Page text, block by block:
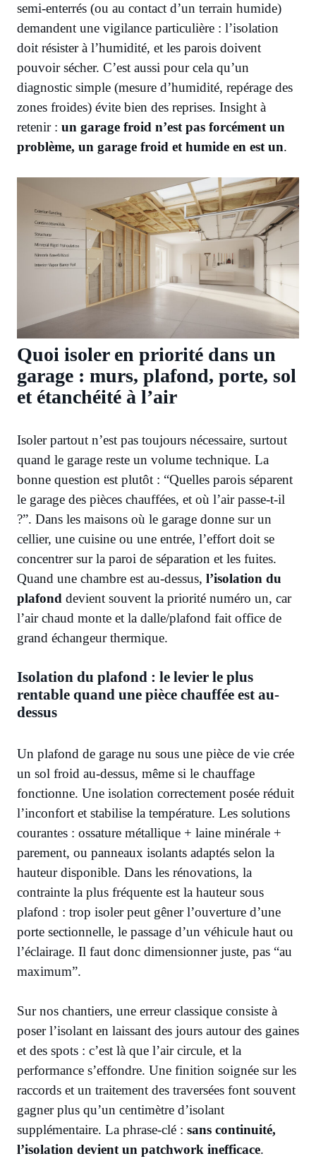
semi-enterrés (ou au contact d’un terrain humide)
demandent une vigilance particulière : l’isolation
doit résister à l’humidité, et les parois doivent
pouvoir sécher. C’est aussi pour cela qu’un
diagnostic simple (mesure d’humidité, repérage des
zones froides) évite bien des reprises. Insight à
retenir : un garage froid n’est pas forcément un
problème, un garage froid et humide en est un.
Quoi isoler en priorité dans un
garage : murs, plafond, porte, sol
et étanchéité à l’air
Isoler partout n’est pas toujours nécessaire, surtout
quand le garage reste un volume technique. La
bonne question est plutôt : “Quelles parois séparent
le garage des pièces chauffées, et où l’air passe-t-il
?”. Dans les maisons où le garage donne sur un
cellier, une cuisine ou une entrée, l’effort doit se
concentrer sur la paroi de séparation et les fuites.
Quand une chambre est au-dessus, l’isolation du
plafond devient souvent la priorité numéro un, car
l’air chaud monte et la dalle/plafond fait office de
grand échangeur thermique.
Isolation du plafond : le levier le plus
rentable quand une pièce chauffée est au-
dessus
Un plafond de garage nu sous une pièce de vie crée
un sol froid au-dessus, même si le chauffage
fonctionne. Une isolation correctement posée réduit
l’inconfort et stabilise la température. Les solutions
courantes : ossature métallique + laine minérale +
parement, ou panneaux isolants adaptés selon la
hauteur disponible. Dans les rénovations, la
contrainte la plus fréquente est la hauteur sous
plafond : trop isoler peut gêner l’ouverture d’une
porte sectionnelle, le passage d’un véhicule haut ou
l’éclairage. Il faut donc dimensionner juste, pas “au
maximum”.
Sur nos chantiers, une erreur classique consiste à
poser l’isolant en laissant des jours autour des gaines
et des spots : c’est là que l’air circule, et la
performance s’effondre. Une finition soignée sur les
raccords et un traitement des traversées font souvent
gagner plus qu’un centimètre d’isolant
supplémentaire. La phrase-clé : sans continuité,
l’isolation devient un patchwork inefficace.